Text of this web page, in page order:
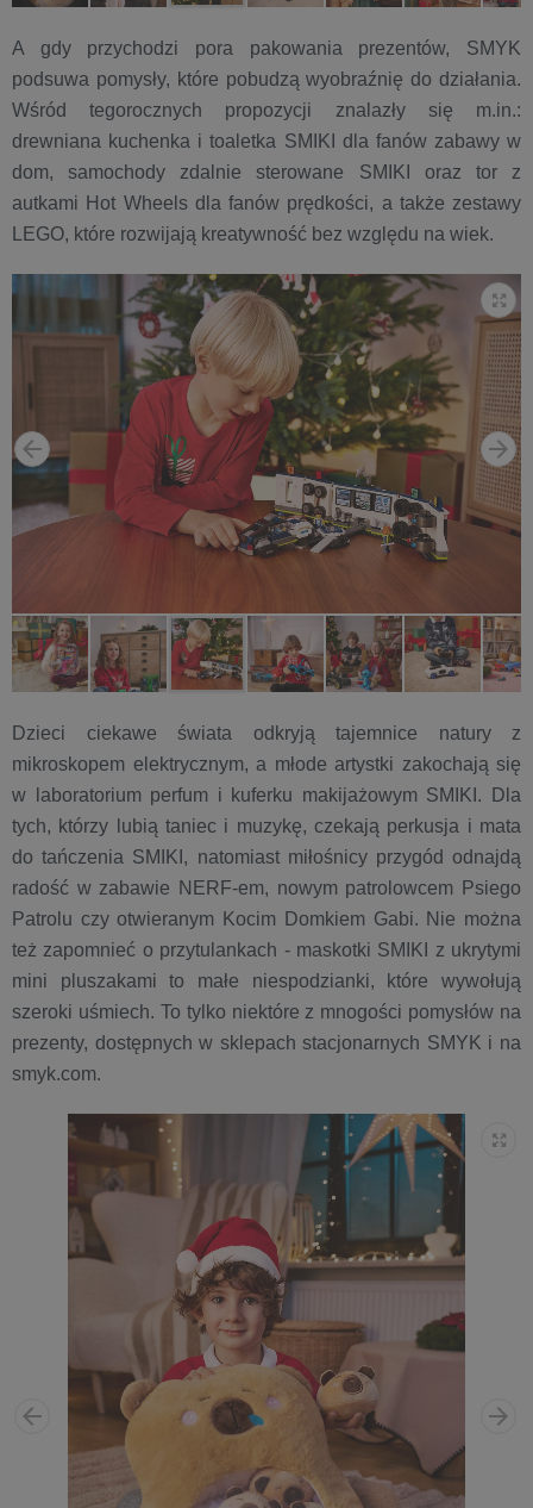
A gdy przychodzi pora pakowania prezentów, SMYK
podsuwa pomysły, które pobudzą wyobraźnię do działania.
Wśród tegorocznych propozycji znalazły się m.in.:
drewniana kuchenka i toaletka SMIKI dla fanów zabawy w
dom, samochody zdalnie sterowane SMIKI oraz tor z
autkami Hot Wheels dla fanów prędkości, a także zestawy
LEGO, które rozwijają kreatywność bez względu na wiek.
Dzieci ciekawe świata odkryją tajemnice natury z
mikroskopem elektrycznym, a młode artystki zakochają się
w laboratorium perfum i kuferku makijażowym SMIKI. Dla
tych, którzy lubią taniec i muzykę, czekają perkusja i mata
do tańczenia SMIKI, natomiast miłośnicy przygód odnajdą
radość w zabawie NERF-em, nowym patrolowcem Psiego
Patrolu czy otwieranym Kocim Domkiem Gabi. Nie można
też zapomnieć o przytulankach - maskotki SMIKI z ukrytymi
mini pluszakami to małe niespodzianki, które wywołują
szeroki uśmiech. To tylko niektóre z mnogości pomysłów na
prezenty, dostępnych w sklepach stacjonarnych SMYK i na
smyk.com.